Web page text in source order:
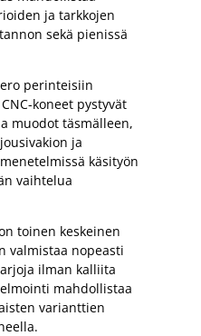
ja tarkkojen
sekä pienissä
perinteisiin
koneet pystyvät
muodot täsmälleen,
ja
käsityön
vaihtelua
toinen keskeinen
valmistaa nopeasti
ilman kalliita
mahdollistaa
varianttien